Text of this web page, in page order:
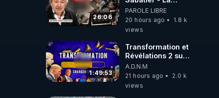
26:06
Covid-19 n'a été
que le début -
L'ARNm &
où auront-t-il ?
PAROLE LIBRE
20 hours ago
1.8 k
views
1:49:53
Transformation et
Révélations 2 sur
2 - live du
07/08/26
A.D.N.M
21 hours ago
2.0 k
views